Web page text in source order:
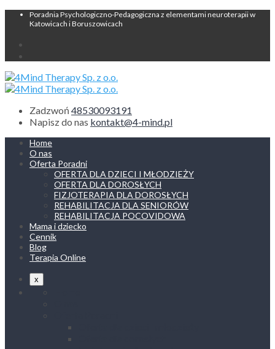
Poradnia Psychologiczno-Pedagogiczna z elementami neuroterapii w
Katowicach i Boruszowicach
Zadzwoń 48530093191
Napisz do nas kontakt@4-mind.pl
Home
O nas
Oferta Poradni
OFERTA DLA DZIECI I MŁODZIEŻY
OFERTA DLA DOROSŁYCH
FIZJOTERAPIA DLA DOROSŁYCH
REHABILITACJA DLA SENIORÓW
REHABILITACJA POCOVIDOWA
Mama i dziecko
Cennik
Blog
Terapia Online
x